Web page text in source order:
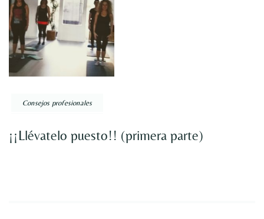
Consejos profesionales
¡¡Llévatelo puesto!! (primera parte)